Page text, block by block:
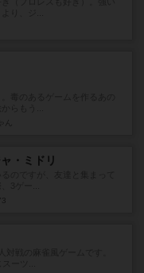
ん
・ミドリ